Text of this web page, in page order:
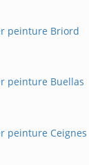
peinture Briord
peinture Buellas
peinture Ceignes